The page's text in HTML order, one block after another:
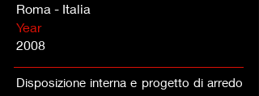
Roma - Italia
Year
2008
Disposizione interna e progetto di arredo